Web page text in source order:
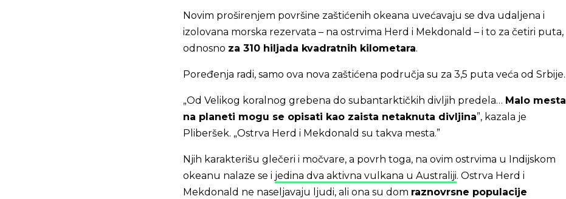
Novim proširenjem površine zaštićenih okeana uvećavaju se dva udaljena i
izolovana morska rezervata – na ostrvima Herd i Mekdonald – i to za četiri puta,
odnosno za 310 hiljada kvadratnih kilometara.
Poređenja radi, samo ova nova zaštićena područja su za 3,5 puta veća od Srbije.
„Od Velikog koralnog grebena do subantarktičkih divljih predela… Malo mesta
na planeti mogu se opisati kao zaista netaknuta divljina”, kazala je
Pliberšek. „Ostrva Herd i Mekdonald su takva mesta.”
Njih karakterišu glečeri i močvare, a povrh toga, na ovim ostrvima u Indijskom
okeanu nalaze se i jedina dva aktivna vulkana u Australiji. Ostrva Herd i
Mekdonald ne naseljavaju ljudi, ali ona su dom raznovrsne populacije